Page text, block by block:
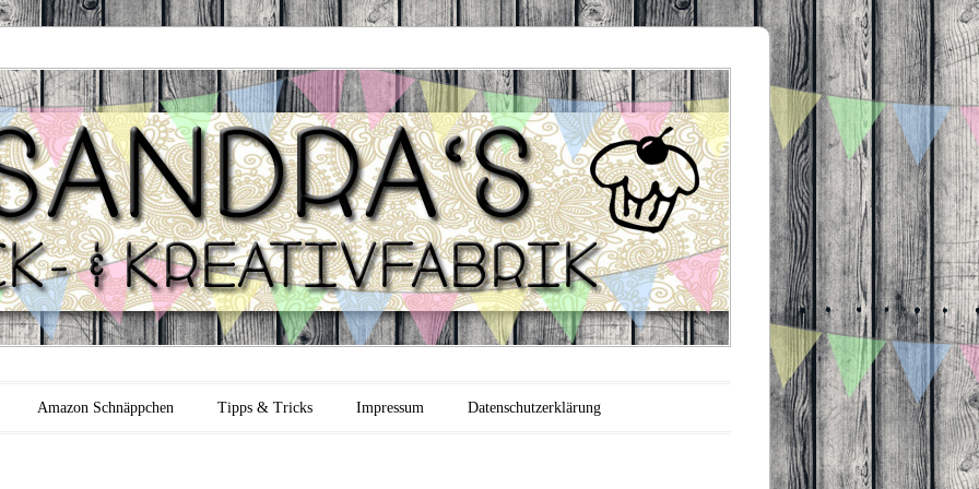
Backfabrik
Amazon Schnäppchen Tipps & Tricks Impressum Datenschutzerklärung